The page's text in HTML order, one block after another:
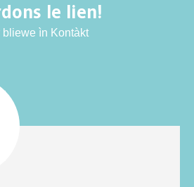
le lien!
bliewe ìn Kontàkt